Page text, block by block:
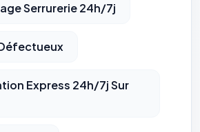
Serrurerie 24h/7j
Express 24h/7j Sur